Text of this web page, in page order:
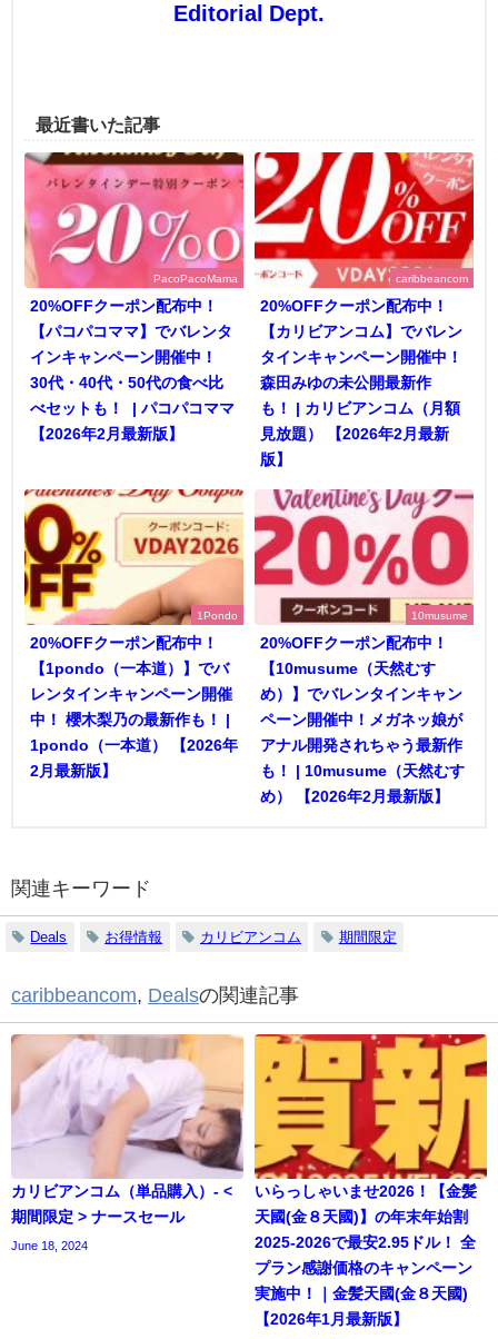
Editorial Dept.
最近書いた記事
PacoPacoMama
20%OFFクーポン配布中！
【パコパコママ】でバレンタ
インキャンペーン開催中！
30代・40代・50代の食べ比
べセットも！ | パコパコママ
【2026年2月最新版】
caribbeancom
20%OFFクーポン配布中！
【カリビアンコム】でバレン
タインキャンペーン開催中！
森田みゆの未公開最新作
も！ | カリビアンコム（月額
見放題） 【2026年2月最新
版】
1Pondo
20%OFFクーポン配布中！
【1pondo（一本道）】でバ
レンタインキャンペーン開催
中！ 櫻木梨乃の最新作も！ |
1pondo（一本道） 【2026年
2月最新版】
10musume
20%OFFクーポン配布中！
【10musume（天然むす
め）】でバレンタインキャン
ペーン開催中！メガネッ娘が
アナル開発されちゃう最新作
も！ | 10musume（天然むす
め） 【2026年2月最新版】
関連キーワード
Deals お得情報 カリビアンコム 期間限定
caribbeancom, Dealsの関連記事
カリビアンコム（単品購入）- <
期間限定 > ナースセール
June 18, 2024
いらっしゃいませ2026！【金髪
天國(金８天國)】の年末年始割
2025-2026で最安2.95ドル！ 全
プラン感謝価格のキャンペーン
実施中！｜金髪天國(金８天國)
【2026年1月最新版】